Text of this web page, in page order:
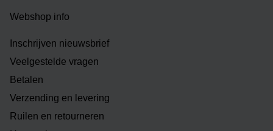
Webshop info
Inschrijven nieuwsbrief
Veelgestelde vragen
Betalen
Verzending en levering
Ruilen en retourneren